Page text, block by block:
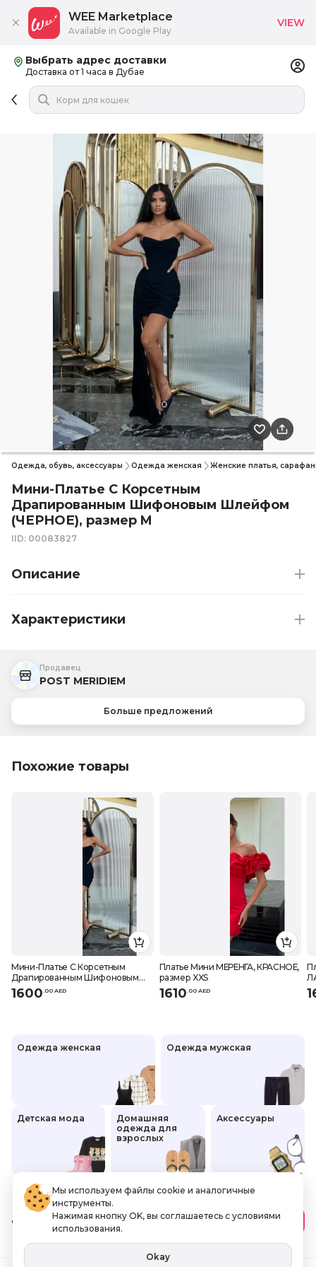
Выбрать адрес доставки
Доставка от 1 часа в Дубае
Одежда, обувь, аксессуары Одежда женская Женские платья,
Мини-Платье С Корсетным
Драпированным Шифоновым Шлейфом
(ЧЕРНОЕ), размер M
IID: 00083827
Описание
Характеристики
Продавец
POST MERIDIEM
Больше предложений
Похожие товары
Мини-Платье С Корсетным
Драпированным Шифоновым
Шлейфом (ЧЕРНОЕ), размер XS
1600 00 AED
Платье Мини МЕРЕНГА, КРАСНОЕ,
размер XXS
1610 00 AED
Одежда женская Одежда мужская
Детская мода
Домашняя
одежда для
взрослых
Аксессуары
WEE Marketplace
Available in Google Play
VIEW
1600.00 AED В корзину
Включая НДС
Мы используем файлы cookie и аналогичные
инструменты.
Нажимая кнопку OK, вы соглашаетесь с условиями
использования.
Okay